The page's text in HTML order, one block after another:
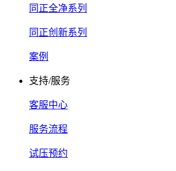
同正全净系列
同正创新系列
案例
支持/服务
客服中心
服务流程
试压预约